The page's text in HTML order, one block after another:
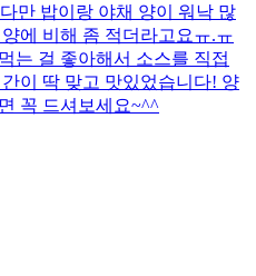
만 밥이랑 야채 양이 워낙 많
에 비해 좀 적더라고요ㅠ.ㅠ
는 걸 좋아해서 소스를 직접
이 딱 맞고 맛있었습니다! 양
꼭 드셔보세요~^^